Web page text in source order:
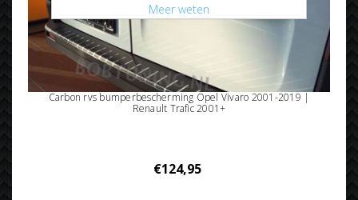
Carbon rvs bumperbescherming Opel Vivaro 2001-2019 |
Renault Trafic 2001+
€124,95
Meer weten